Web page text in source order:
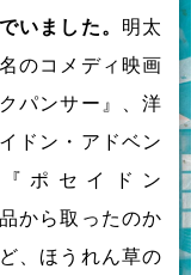
いました。 明太
のコメディ映画
パンサー』、洋
ドン・アドベン
ポセイドン
から取ったのか
、ほうれん草の